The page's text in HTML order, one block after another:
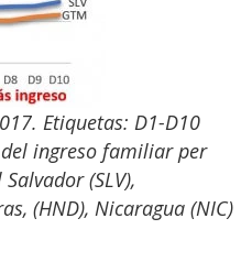
Etiquetas: D1-D10
ingreso familiar per
(SLV),
(HND), Nicaragua (NIC)